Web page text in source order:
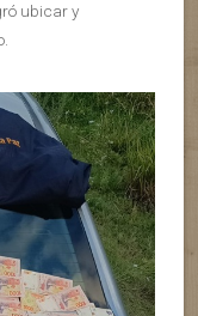
ubicar y